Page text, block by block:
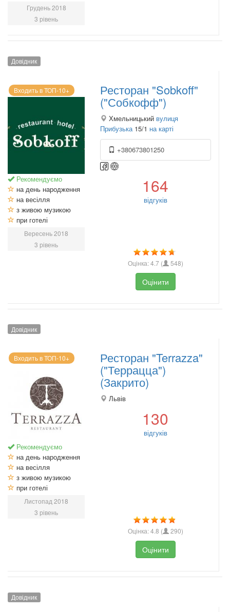
Грудень 2018
3 рівень
Довідник
Входить в ТОП-10+
Рекомендуємо
на день народження
на весілля
з живою музикою
при готелі
Вересень 2018
3 рівень
Ресторан "Sobkoff"
("Собкофф")
Хмельницький вулиця
Прибузька 15/1 на карті
+380673801250
164
відгуків
Оцінка:4.7 ( 548)
Оцінити
Довідник
Входить в ТОП-10+
Рекомендуємо
на день народження
на весілля
з живою музикою
при готелі
Листопад 2018
3 рівень
Ресторан "Terrazza"
("Террацца")
(Закрито)
Львів
130
відгуків
Оцінка:4.8 ( 290)
Оцінити
Довідник